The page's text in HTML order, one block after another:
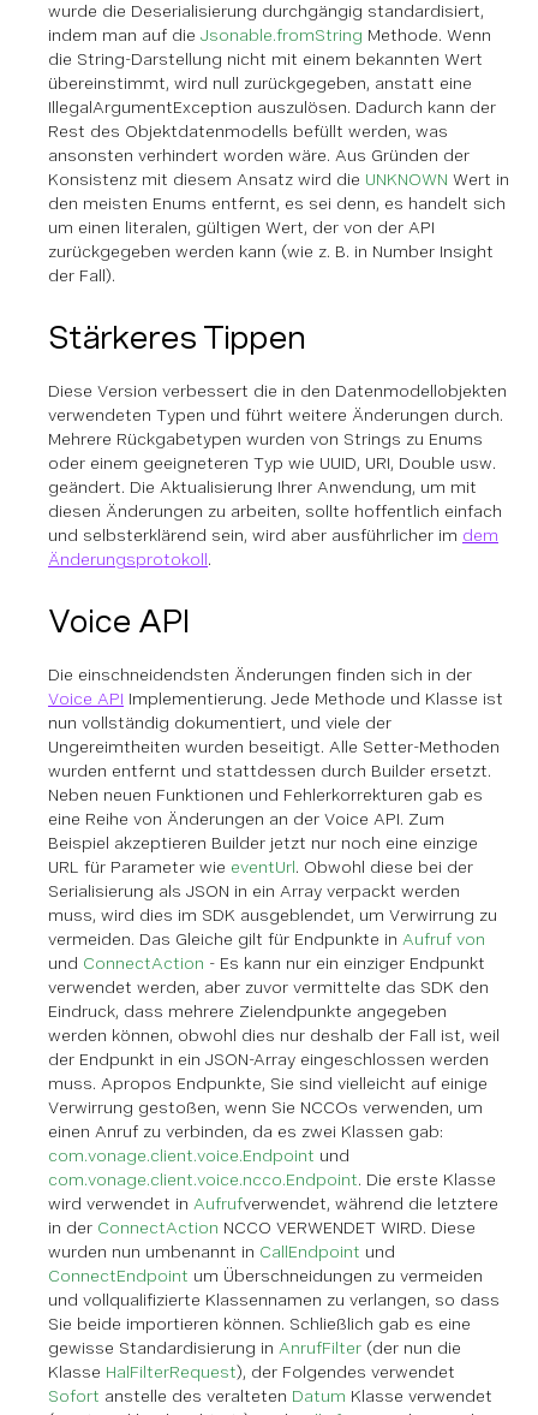
wurde die Deserialisierung durchgängig standardisiert,
indem man auf die Jsonable.fromString Methode. Wenn
die String-Darstellung nicht mit einem bekannten Wert
übereinstimmt, wird null zurückgegeben, anstatt eine
IllegalArgumentException auszulösen. Dadurch kann der
Rest des Objektdatenmodells befüllt werden, was
ansonsten verhindert worden wäre. Aus Gründen der
Konsistenz mit diesem Ansatz wird die UNKNOWN Wert in
den meisten Enums entfernt, es sei denn, es handelt sich
um einen literalen, gültigen Wert, der von der API
zurückgegeben werden kann (wie z. B. in Number Insight
der Fall).
Stärkeres Tippen
Diese Version verbessert die in den Datenmodellobjekten
verwendeten Typen und führt weitere Änderungen durch.
Mehrere Rückgabetypen wurden von Strings zu Enums
oder einem geeigneteren Typ wie UUID, URI, Double usw.
geändert. Die Aktualisierung Ihrer Anwendung, um mit
diesen Änderungen zu arbeiten, sollte hoffentlich einfach
und selbsterklärend sein, wird aber ausführlicher im dem
Änderungsprotokoll.
Voice API
Die einschneidendsten Änderungen finden sich in der
Voice API Implementierung. Jede Methode und Klasse ist
nun vollständig dokumentiert, und viele der
Ungereimtheiten wurden beseitigt. Alle Setter-Methoden
wurden entfernt und stattdessen durch Builder ersetzt.
Neben neuen Funktionen und Fehlerkorrekturen gab es
eine Reihe von Änderungen an der Voice API. Zum
Beispiel akzeptieren Builder jetzt nur noch eine einzige
URL für Parameter wie eventUrl. Obwohl diese bei der
Serialisierung als JSON in ein Array verpackt werden
muss, wird dies im SDK ausgeblendet, um Verwirrung zu
vermeiden. Das Gleiche gilt für Endpunkte in Aufruf von
und ConnectAction - Es kann nur ein einziger Endpunkt
verwendet werden, aber zuvor vermittelte das SDK den
Eindruck, dass mehrere Zielendpunkte angegeben
werden können, obwohl dies nur deshalb der Fall ist, weil
der Endpunkt in ein JSON-Array eingeschlossen werden
muss. Apropos Endpunkte, Sie sind vielleicht auf einige
Verwirrung gestoßen, wenn Sie NCCOs verwenden, um
einen Anruf zu verbinden, da es zwei Klassen gab:
com.vonage.client.voice.Endpoint und
com.vonage.client.voice.ncco.Endpoint. Die erste Klasse
wird verwendet in Aufrufverwendet, während die letztere
in der ConnectAction NCCO VERWENDET WIRD. Diese
wurden nun umbenannt in CallEndpoint und
ConnectEndpoint um Überschneidungen zu vermeiden
und vollqualifizierte Klassennamen zu verlangen, so dass
Sie beide importieren können. Schließlich gab es eine
gewisse Standardisierung in AnrufFilter (der nun die
Klasse HalFilterRequest), der Folgendes verwendet
Sofort anstelle des veralteten Datum Klasse verwendet